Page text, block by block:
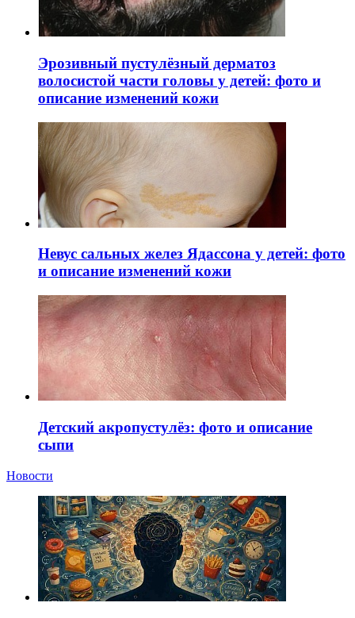
Эрозивный пустулёзный дерматоз
волосистой части головы у детей: фото и
описание изменений кожи
Невус сальных желез Ядассона у детей: фото
и описание изменений кожи
Детский акропустулёз: фото и описание
сыпи
Новости